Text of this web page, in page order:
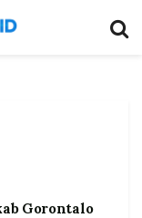
Gorontalo